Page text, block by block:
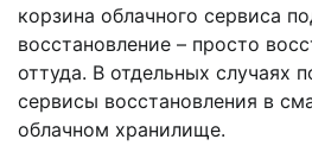
корзина облачного сервиса
восстановление – просто
оттуда. В отдельных случаях
сервисы восстановления в
облачном хранилище.